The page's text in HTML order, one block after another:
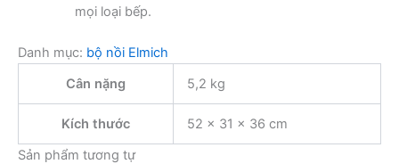
mọi loại bếp.
Danh mục: bộ nồi Elmich
Cân nặng
5,2 kg
Kích thước
52 × 31 × 36 cm
Sản phẩm tương tự